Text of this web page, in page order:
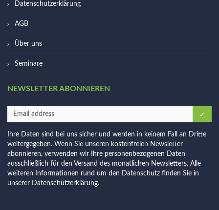
Datenschutzerklärung
AGB
Über uns
Seminare
NEWSLETTER ABONNIEREN
Ihre Daten sind bei uns sicher und werden in keinem Fall an Dritte
weitergegeben. Wenn Sie unseren kostenfreien Newsletter
abonnieren, verwenden wir Ihre personenbezogenen Daten
ausschließlich für den Versand des monatlichen Newsletters. Alle
weiteren Informationen rund um den Datenschutz finden Sie in
unserer Datenschutzerklärung.